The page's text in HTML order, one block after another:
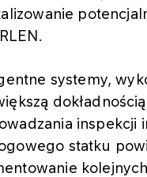
systemy,
inspekcji
statku